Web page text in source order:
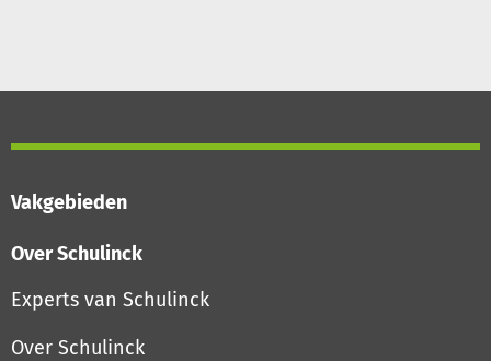
Vakgebieden
Over Schulinck
Experts van Schulinck
Over Schulinck